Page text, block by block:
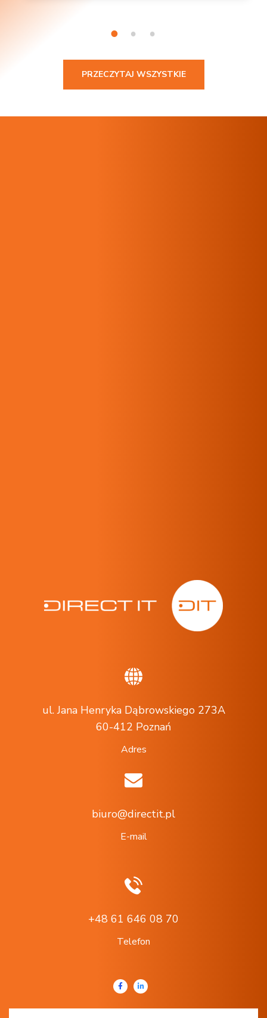
1 2 3
PRZECZYTAJ WSZYSTKIE
ul. Jana Henryka Dąbrowskiego 273A
60-412 Poznań
Adres
biuro@directit.pl
E-mail
+48 61 646 08 70
Telefon